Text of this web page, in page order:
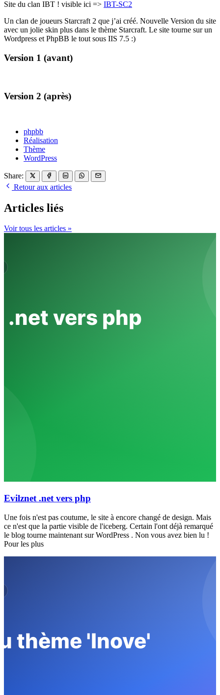
Site du clan IBT ! visible ici => IBT-SC2
Un clan de joueurs Starcraft 2 que j’ai créé. Nouvelle Version du site
avec un jolie skin plus dans le thème Starcraft. Le site tourne sur un
Wordpress et PhpBB le tout sous IIS 7.5 :)
Version 1 (avant)
Version 2 (après)
phpbb
Réalisation
Thème
WordPress
Share:
Retour aux articles
Articles liés
Voir tous les articles »
Evilznet .net vers php
Une fois n'est pas coutume, le site à encore changé de design. Mais
ce n'est que la partie visible de l'iceberg. Certain l'ont déjà remarqué
le blog tourne maintenant sur WordPress . Non vous avez bien lu !
Pour les plus